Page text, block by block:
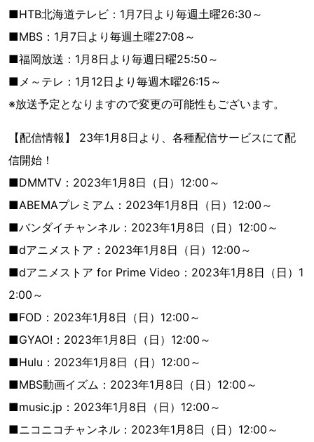
■HTB北海道テレビ：1月7日より毎週土曜26:30～
■MBS：1月7日より毎週土曜27:08～
■福岡放送：1月8日より毎週日曜25:50～
■メ～テレ：1月12日より毎週木曜26:15～
※放送予定となりますので変更の可能性もございます。
【配信情報】 23年1月8日より、各種配信サービスにて配
信開始！
■DMMTV：2023年1月8日（日）12:00～
■ABEMAプレミアム：2023年1月8日（日）12:00～
■バンダイチャンネル：2023年1月8日（日）12:00～
■dアニメストア：2023年1月8日（日）12:00～
■dアニメストア for Prime Video：2023年1月8日（日）1
2:00～
■FOD：2023年1月8日（日）12:00～
■GYAO!：2023年1月8日（日）12:00～
■Hulu：2023年1月8日（日）12:00～
■MBS動画イズム：2023年1月8日（日）12:00～
■music.jp：2023年1月8日（日）12:00～
■ニコニコチャンネル：2023年1月8日（日）12:00～